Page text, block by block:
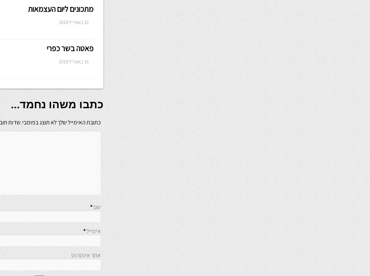
מתכונים ליום העצמאות
16 באפריל 2018
פאטה בשר כפרי
16 באפריל 2018
כתבו משהו נחמד...
כתובת האימייל שלך לא תוצג בפומבי.שדות
שם *
אימייל*
אתר אינטרנט